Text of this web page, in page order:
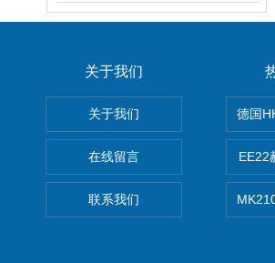
关于我们
关于我们
在线留言
联系我们
德国
EE22